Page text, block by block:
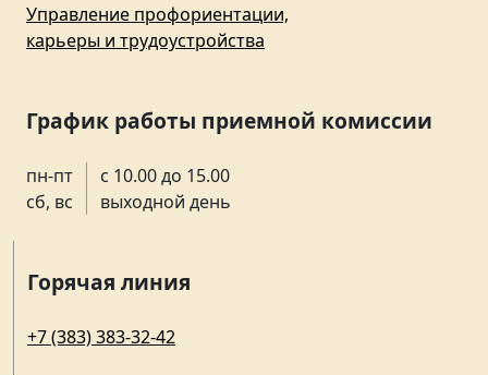
Управление профориентации,
карьеры и трудоустройства
График работы приемной комиссии
пн-пт
сб, вс
с 10.00 до 15.00
выходной день
Горячая линия
+7 (383) 383-32-42